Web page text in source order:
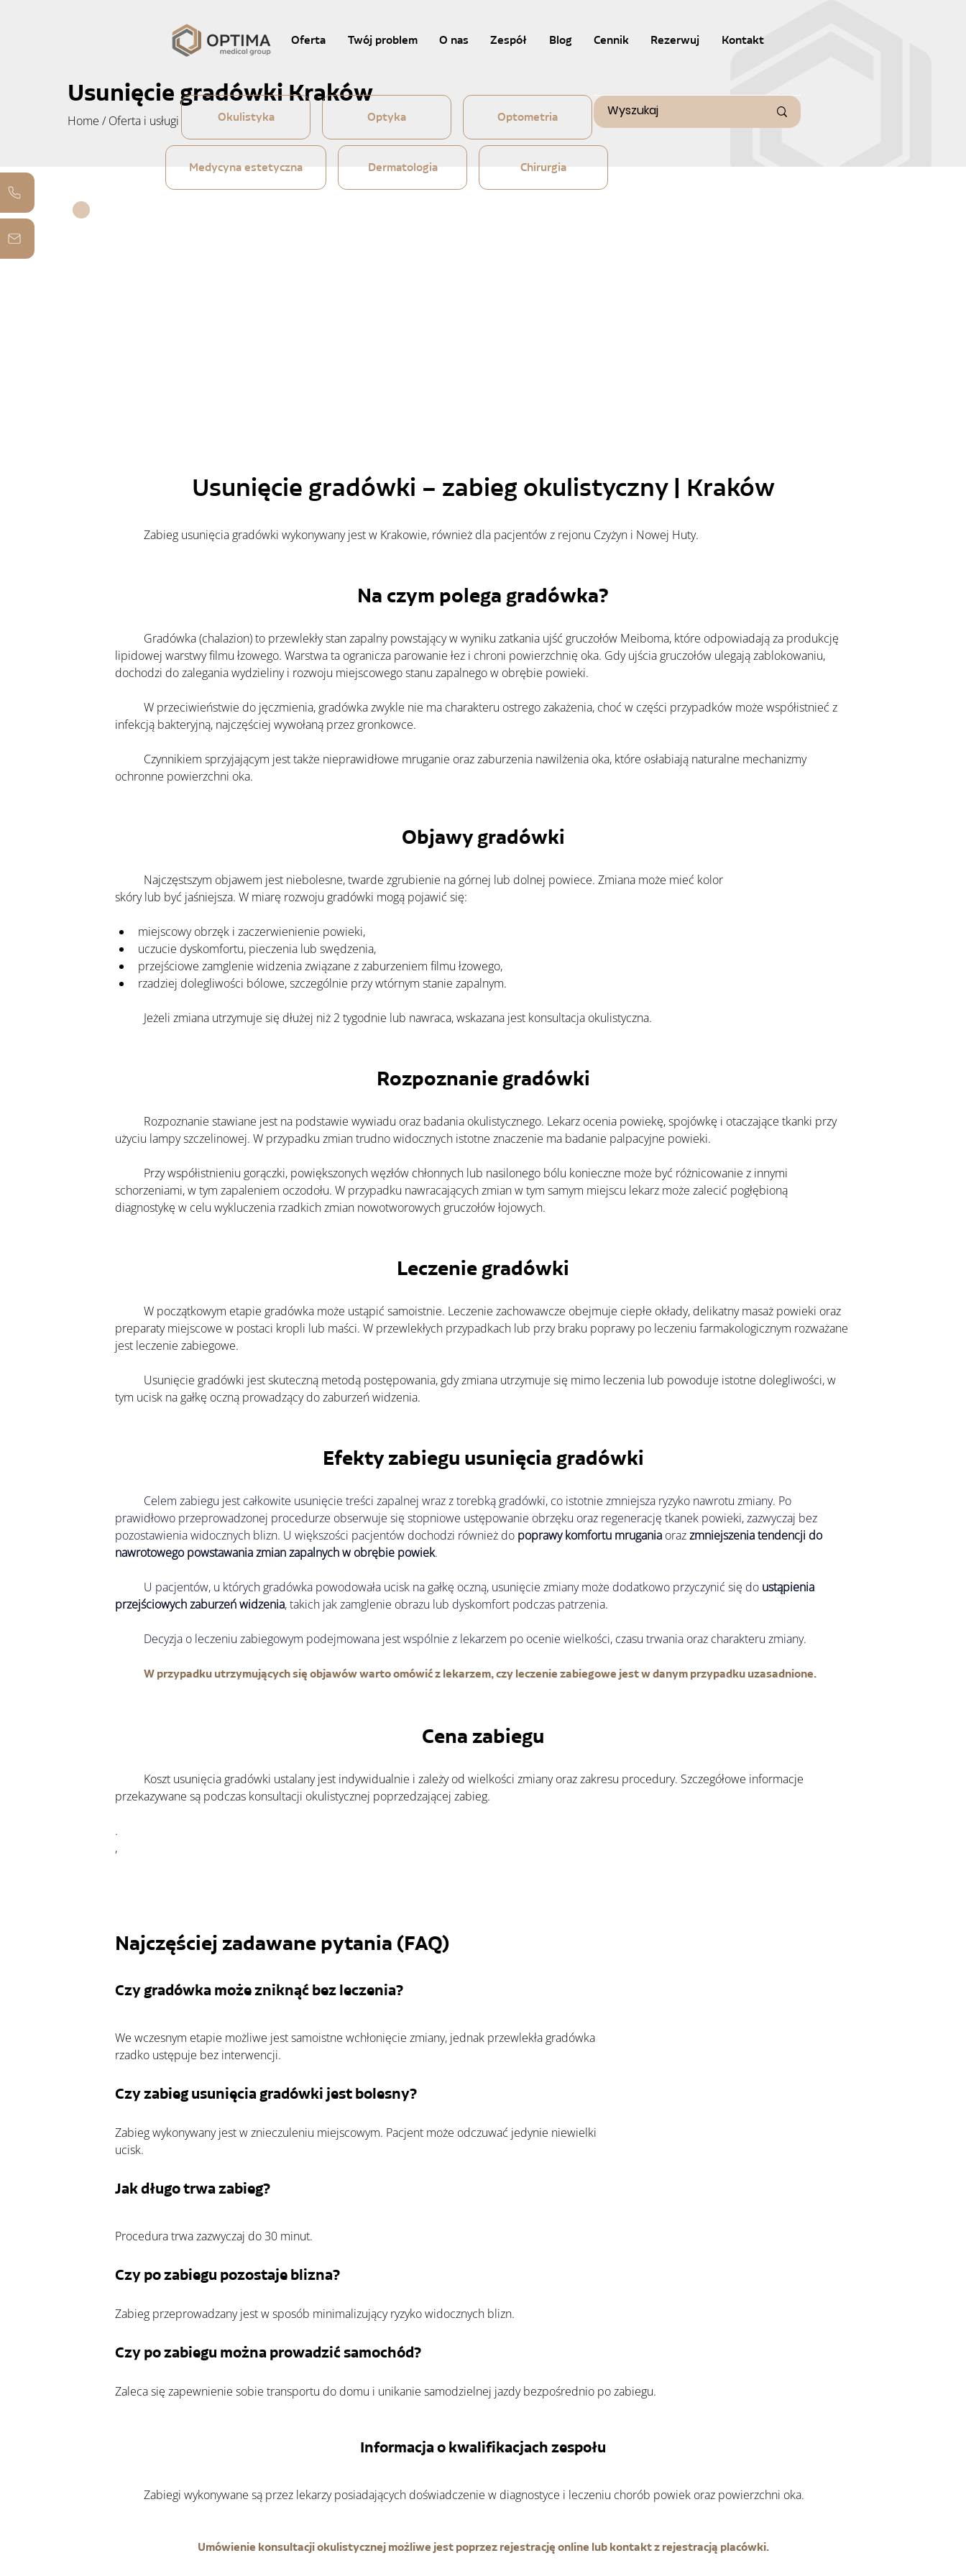
Okulistyka Optyka Optometria
Medycyna estetyczna Dermatologia Chirurgia
Oferta Twój problem O nas Zespół Blog Cennik Rezerwuj Kontakt
Usunięcie gradówki Kraków
Home / Oferta i usługi
Usunięcie gradówki – zabieg okulistyczny | Kraków
	Zabieg usunięcia gradówki wykonywany jest w Krakowie, również dla pacjentów z rejonu Czyżyn i Nowej Huty.
Na czym polega gradówka?
lipidowej warstwy filmu łzowego. Warstwa ta ogranicza parowanie łez i chroni powierzchnię oka. Gdy ujścia gruczołów ulegają zablokowaniu,
dochodzi do zalegania wydzieliny i rozwoju miejscowego stanu zapalnego w obrębie powieki.
infekcją bakteryjną, najczęściej wywołaną przez gronkowce.
ochronne powierzchni oka.
Objawy gradówki
skóry lub być jaśniejsza. W miarę rozwoju gradówki mogą pojawić się:
miejscowy obrzęk i zaczerwienienie powieki,
uczucie dyskomfortu, pieczenia lub swędzenia,
przejściowe zamglenie widzenia związane z zaburzeniem filmu łzowego,
rzadziej dolegliwości bólowe, szczególnie przy wtórnym stanie zapalnym.
	Jeżeli zmiana utrzymuje się dłużej niż 2 tygodnie lub nawraca, wskazana jest konsultacja okulistyczna.
Rozpoznanie gradówki
użyciu lampy szczelinowej. W przypadku zmian trudno widocznych istotne znaczenie ma badanie palpacyjne powieki.
schorzeniami, w tym zapaleniem oczodołu. W przypadku nawracających zmian w tym samym miejscu lekarz może zalecić pogłębioną
diagnostykę w celu wykluczenia rzadkich zmian nowotworowych gruczołów łojowych.
Leczenie gradówki
preparaty miejscowe w postaci kropli lub maści. W przewlekłych przypadkach lub przy braku poprawy po leczeniu farmakologicznym rozważane
jest leczenie zabiegowe.
tym ucisk na gałkę oczną prowadzący do zaburzeń widzenia.
Efekty zabiegu usunięcia gradówki
Celem zabiegu jest całkowite usunięcie treści zapalnej wraz z torebką gradówki, co istotnie zmniejsza ryzyko nawrotu zmiany. Po
prawidłowo przeprowadzonej procedurze obserwuje się stopniowe ustępowanie obrzęku oraz regenerację tkanek powieki, zazwyczaj bez
pozostawienia widocznych blizn. U większości pacjentów dochodzi również do poprawy komfortu mrugania oraz zmniejszenia tendencji do
nawrotowego powstawania zmian zapalnych w obrębie powiek.
	U pacjentów, u których gradówka powodowała ucisk na gałkę oczną, usunięcie zmiany może dodatkowo przyczynić się do
ustąpienia
przejściowych zaburzeń widzenia, takich jak zamglenie obrazu lub dyskomfort podczas patrzenia.
	Decyzja o leczeniu zabiegowym podejmowana jest wspólnie z lekarzem po ocenie wielkości, czasu trwania oraz charakteru zmiany.
W przypadku utrzymujących się objawów warto omówić z lekarzem, czy leczenie zabiegowe jest w danym przypadku uzasadnione.
Cena zabiegu
przekazywane są podczas konsultacji okulistycznej poprzedzającej zabieg.
.
,
Najczęściej zadawane pytania (FAQ)
Czy gradówka może zniknąć bez leczenia?
We wczesnym etapie możliwe jest samoistne wchłonięcie zmiany, jednak przewlekła gradówka
rzadko ustępuje bez interwencji.
Czy zabieg usunięcia gradówki jest bolesny?
Zabieg wykonywany jest w znieczuleniu miejscowym. Pacjent może odczuwać jedynie niewielki
ucisk.
Jak długo trwa zabieg?
Procedura trwa zazwyczaj do 30 minut.
Czy po zabiegu pozostaje blizna?
Zabieg przeprowadzany jest w sposób minimalizujący ryzyko widocznych blizn.
Czy po zabiegu można prowadzić samochód?
Zaleca się zapewnienie sobie transportu do domu i unikanie samodzielnej jazdy bezpośrednio po zabiegu.
Informacja o kwalifikacjach zespołu
	Zabiegi wykonywane są przez lekarzy posiadających doświadczenie w diagnostyce i leczeniu chorób powiek oraz powierzchni oka.
Umówienie konsultacji okulistycznej możliwe jest poprzez rejestrację online lub kontakt z rejestracją placówki.